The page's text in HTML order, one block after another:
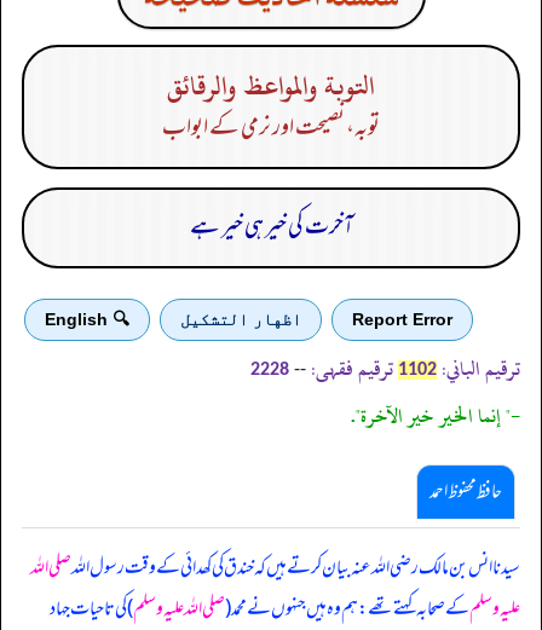
التوبة والمواعظ والرقائق
توبہ، نصیحت اور نرمی کے ابواب
آخرت کی خیر ہی خیر ہے
Report Error اظهار التشكيل 🔍 English
ترقیم الباني: 1102 ترقیم فقہی: --
2228
-" إنما الخير خير الآخرة".
حافظ محفوظ احمد
سیدنا انس بن مالک رضی اللہ عنہ بیان کرتے ہیں کہ خندق کی کھدائی کے وقت رسول اللہصلی اللہ
علیہ وسلمکے صحابہ کہتے تھے: ہم وہ ہیں جنہوں نے محمد (صلی اللہ علیہ وسلم) کی تاحیات جہاد